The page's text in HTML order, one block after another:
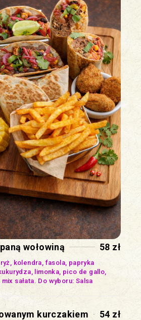
wołowiną 58 zł
kolendra, fasola, papryka
limonka, pico de gallo,
sałata. Do wyboru: Salsa
kurczakiem 54 zł